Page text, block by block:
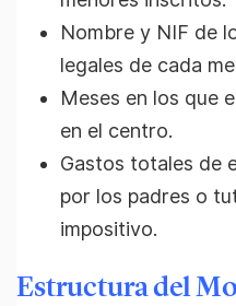
Nombre y NIF de
legales de cada
Meses en los que
en el centro.
Gastos totales de
por los padres o
impositivo.
Estructura del